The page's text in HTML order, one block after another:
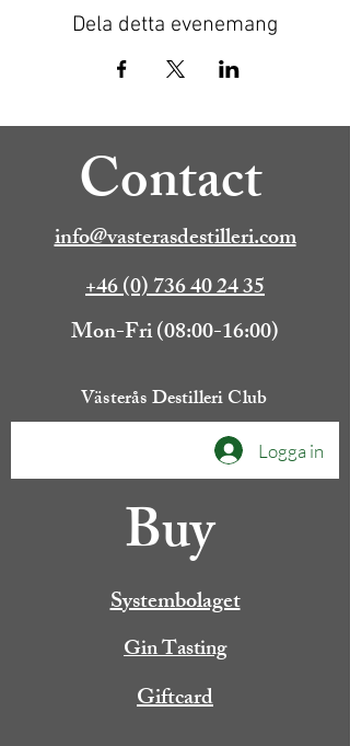
Dela detta evenemang
Contact
info@vasterasdestilleri.com
+46 (0) 736 40 24 35
Mon-Fri (08:00-16:00)
Västerås Destilleri Club
Logga in
Buy
Systembolaget
Gin Tasting
Giftcard